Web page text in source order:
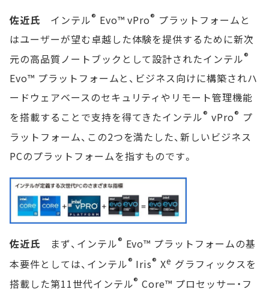
佐近氏 インテル® Evo™ vPro® プラットフォームと
はユーザーが望む卓越した体験を提供するために新次
元の高品質ノートブックとして設計されたインテル®
Evo™ プラットフォームと、ビジネス向けに構築されハ
ードウェアベースのセキュリティやリモート管理機能
を搭載することで支持を得てきたインテル® vPro® プ
ラットフォーム、この2つを満たした、新しいビジネス
PCのプラットフォームを指すものです。
佐近氏 まず、インテル® Evo™ プラットフォームの基
本要件としては、インテル® Iris® Xe グラフィックスを
搭載した第11世代インテル® Core™ プロセッサー・フ